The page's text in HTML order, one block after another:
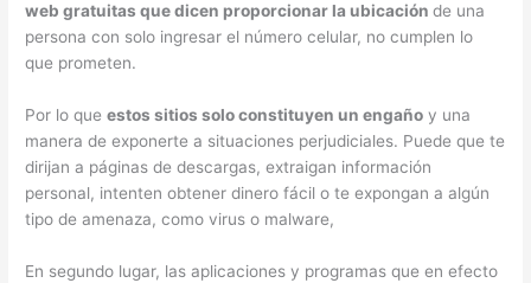
web gratuitas que dicen proporcionar la ubicaciónde una
persona con solo ingresar el número celular, no cumplen lo
que prometen.
Por lo queestos sitios solo constituyen un engaño y una
manera de exponerte a situaciones perjudiciales. Puede que te
dirijan a páginas de descargas, extraigan información
personal, intenten obtener dinero fácil o te expongan a algún
tipo de amenaza, como virus o malware,
En segundo lugar, las aplicaciones y programas que en efecto